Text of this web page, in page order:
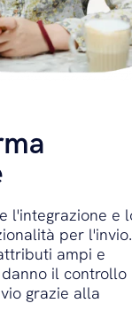
l'integrazione e
per l'invio.
ampi e
il controllo
grazie alla